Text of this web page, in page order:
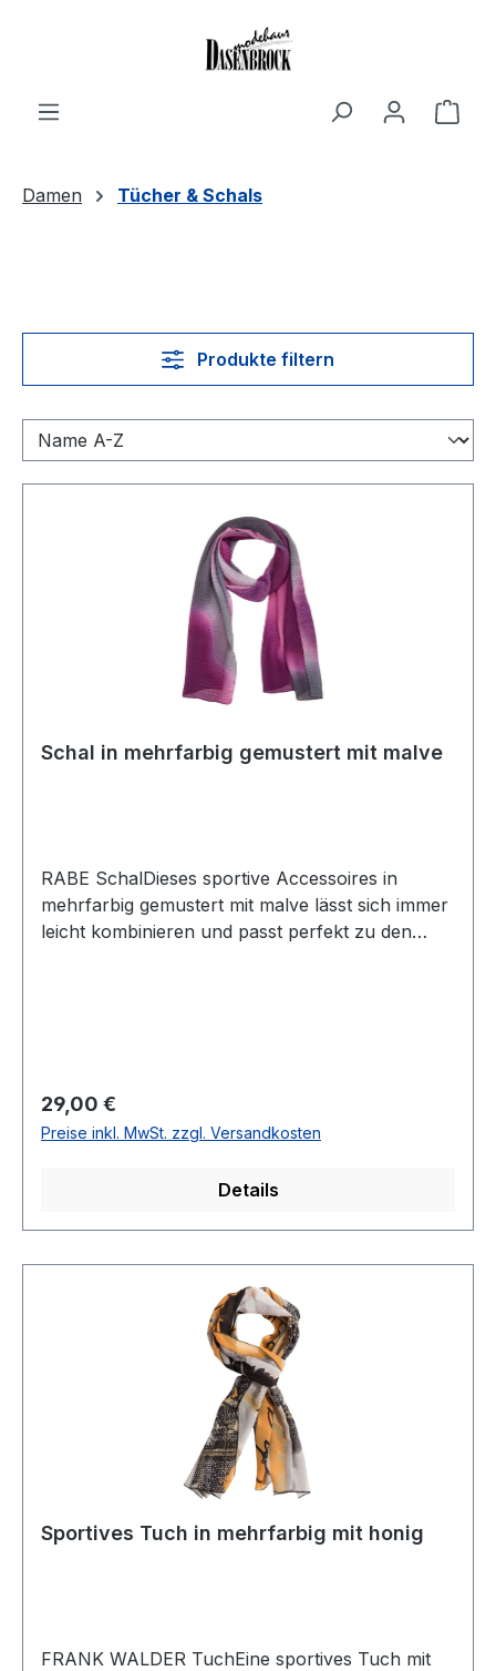
Damen Tücher & Schals
Produkte filtern
Schal in mehrfarbig gemustert mit malve
RABE SchalDieses sportive Accessoires in
mehrfarbig gemustert mit malve lässt sich immer
leicht kombinieren und passt perfekt zu den
Regulärer Preis:
29,00 €
Preise inkl. MwSt. zzgl. Versandkosten
Details
Sportives Tuch in mehrfarbig mit honig
FRANK WALDER TuchEine sportives Tuch mit